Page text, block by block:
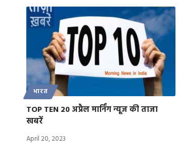
भारत
TOP TEN 20 अप्रैल मार्निंग न्यूज की ताजा
खबरें
April 20, 2023